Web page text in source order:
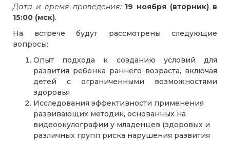
Дата и время проведения:19 ноября (вторник) в
15:00 (мск).
На встрече будут рассмотрены следующие
вопросы:
Опыт подхода к созданию условий для
развития ребенка раннего возраста, включая
детей с ограниченными возможностями
здоровья
Исследования эффективности применения
развивающих методик, основанных на
видеоокулографии у младенцев (здоровых и
различных групп риска нарушения развития